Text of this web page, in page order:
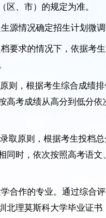
、市）的规定为准。
源情况确定招生计划微调
要求的情况下，依据考
则，根据考生综合成绩
考成绩从高分到低分
取原则，根据考生投档
时，依次按照高考语
合作的专业。通过综合
北理莫斯科大学毕业证